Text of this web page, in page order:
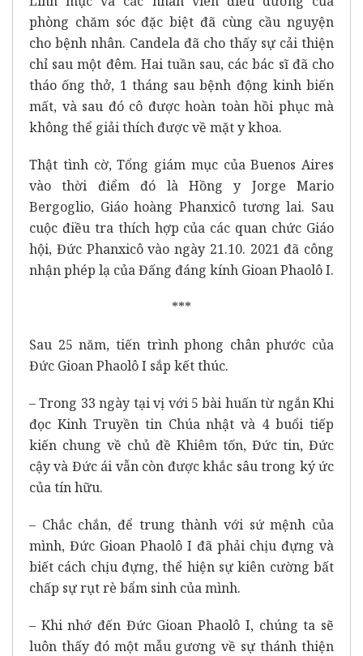
phòng chăm sóc đặc biệt đã cùng cầu nguyện
cho bệnh nhân. Candela đã cho thấy sự cải thiện
chỉ sau một đêm. Hai tuần sau, các bác sĩ đã cho
tháo ống thở, 1 tháng sau bệnh động kinh biến
mất, và sau đó cô được hoàn toàn hồi phục mà
không thể giải thích được về mặt y khoa.
Thật tình cờ, Tổng giám mục của Buenos Aires
vào thời điểm đó là Hồng y Jorge Mario
Bergoglio, Giáo hoàng Phanxicô tương lai. Sau
cuộc điều tra thích hợp của các quan chức Giáo
hội, Đức Phanxicô vào ngày 21.10. 2021 đã công
nhận phép lạ của Đấng đáng kính Gioan Phaolô I.
***
Sau 25 năm, tiến trình phong chân phước của
Đức Gioan Phaolô I sắp kết thúc.
– Trong 33 ngày tại vị với 5 bài huấn từ ngắn Khi
đọc Kinh Truyền tin Chúa nhật và 4 buổi tiếp
kiến ​​chung về chủ đề Khiêm tốn, Đức tin, Đức
cậy và Đức ái vẫn còn được khắc sâu trong ký ức
của tín hữu.
– Chắc chắn, để trung thành với sứ mệnh của
mình, Đức Gioan Phaolô I đã phải chịu đựng và
biết cách chịu đựng, thể hiện sự kiên cường bất
chấp sự rụt rè bẩm sinh của mình.
– Khi nhớ đến Đức Gioan Phaolô I, chúng ta sẽ
luôn thấy đó một mẫu gương về sự thánh thiện